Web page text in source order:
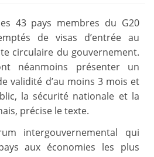
43 pays membres du G20
de visas d’entrée au
circulaire du gouvernement.
néanmoins présenter un
validité d’au moins 3 mois et
la sécurité nationale et la
précise le texte.
intergouvernemental qui
aux économies les plus